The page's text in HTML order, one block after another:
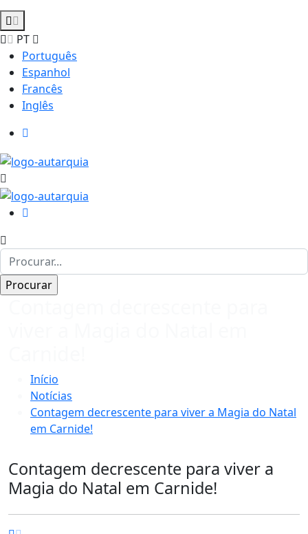
PT
Português
Espanhol
Francês
Inglês
Início
Notícias
Contagem decrescente para viver a Magia do Natal
em Carnide!
Contagem decrescente para viver a
Magia do Natal em Carnide!